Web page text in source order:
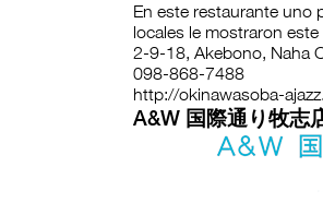
En este restaurante uno
locales le mostraron
2-9-18, Akebono, Naha
098-868-7488
http://okinawasoba-
A&W 国際通り牧志